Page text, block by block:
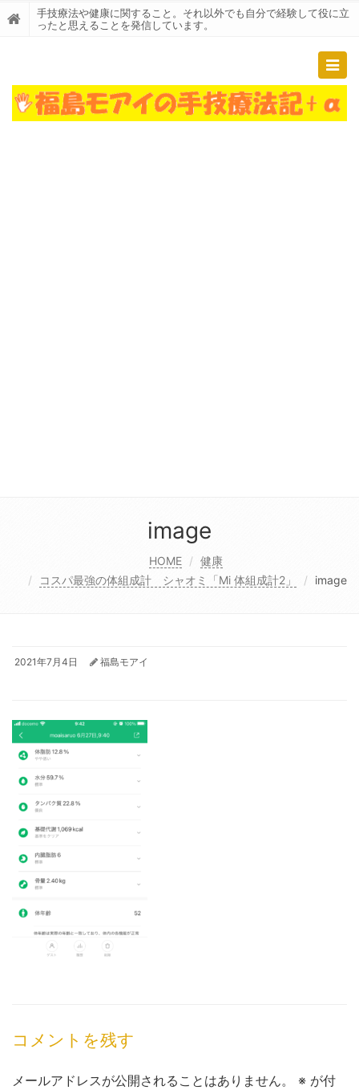
手技療法や健康に関すること。それ以外でも自分で経験して役に立
ったと思えることを発信しています。
image
HOME
健康
コスパ最強の体組成計 シャオミ「Mi 体組成計2」
image
2021年7月4日 福島モアイ
コメントを残す
メールアドレスが公開されることはありません。 ※ が付